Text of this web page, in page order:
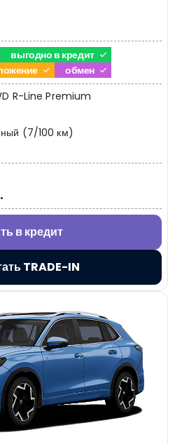
выгодно в кредит
обмен
R-Line Premium
(7/100 км)
в кредит
TRADE-IN